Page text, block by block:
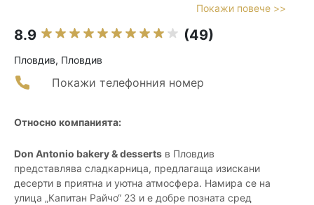
Покажи повече >>
8.9 (49)
Пловдив, Пловдив
Покажи телефонния номер
Относно компанията:
Don Antonio bakery & desserts в Пловдив
представлява сладкарница, предлагаща изискани
десерти в приятна и уютна атмосфера. Намира се на
улица „Капитан Райчо“ 23 и е добре позната сред